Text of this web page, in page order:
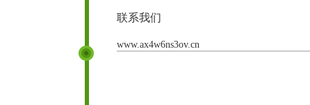
联系我们
www.ax4w6ns3ov.cn